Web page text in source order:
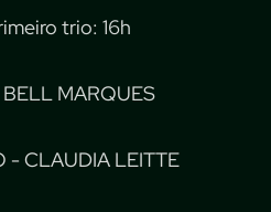
trio: 16h
MARQUES
- CLAUDIA LEITTE